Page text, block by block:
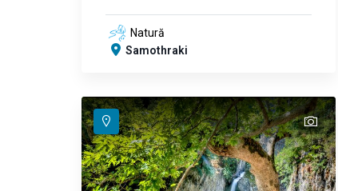
Natură
Samothraki
text
text
text
text